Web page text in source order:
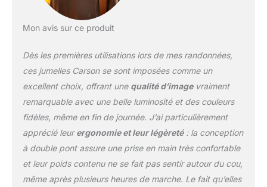
être montées sur un
trépied Champ de vision
(sur 1 000 m) : 97,5 m |
Dégagement oculaire : 16
mm | Distance minimum
de mise au point
rapprochée : 3,0 m |
Poids : 594 g |
Dimensions : 13,2 x 5,1 x
14,2 cm Compris dans la
livraison : un étui
Mon avis sur ce produit
Dès les premières utilisations lors de mes randonnées,
ces jumelles Carson se sont imposées comme un
excellent choix, offrant une qualité d’imagevraiment
remarquable avec une belle luminosité et des couleurs
fidèles, même en fin de journée. J’ai particulièrement
apprécié leurergonomie et leur légèreté: la conception
à double pont assure une prise en main très confortable
et leur poids contenu ne se fait pas sentir autour du cou,
même après plusieurs heures de marche. Le fait qu’elles